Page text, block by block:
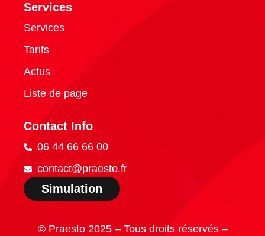
Services
Services
Tarifs
Actus
Liste de page
Contact Info
06 44 66 66 00
contact@praesto.fr
Simulation
© Praesto 2025 – Tous droits réservés –